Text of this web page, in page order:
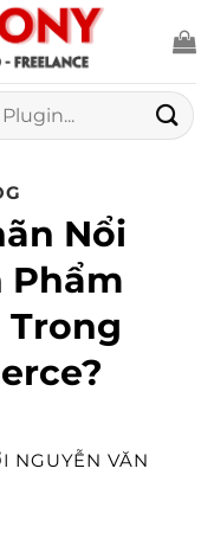
Nổi
Phẩm
Trong
NGUYỄN VĂN